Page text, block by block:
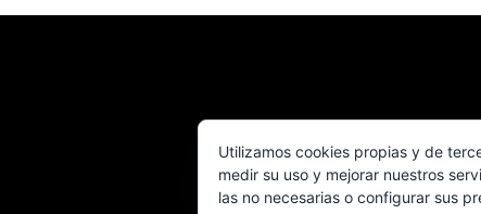
©
Utilizamos cookies propias y de
medir su uso y mejorar nuestros
las no necesarias o configurar sus